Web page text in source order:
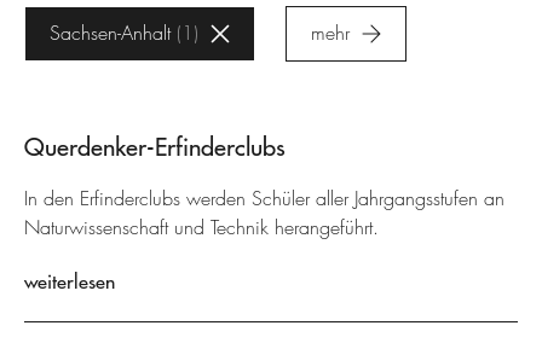
Sachsen-Anhalt 1 mehr
Querdenker-Erfinderclubs
In den Erfinderclubs werden Schüler aller Jahrgangsstufen an
Naturwissenschaft und Technik herangeführt.
weiterlesen